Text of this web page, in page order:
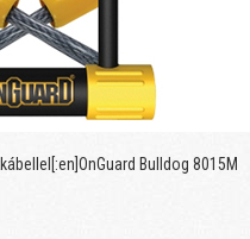
Bulldog 8015M